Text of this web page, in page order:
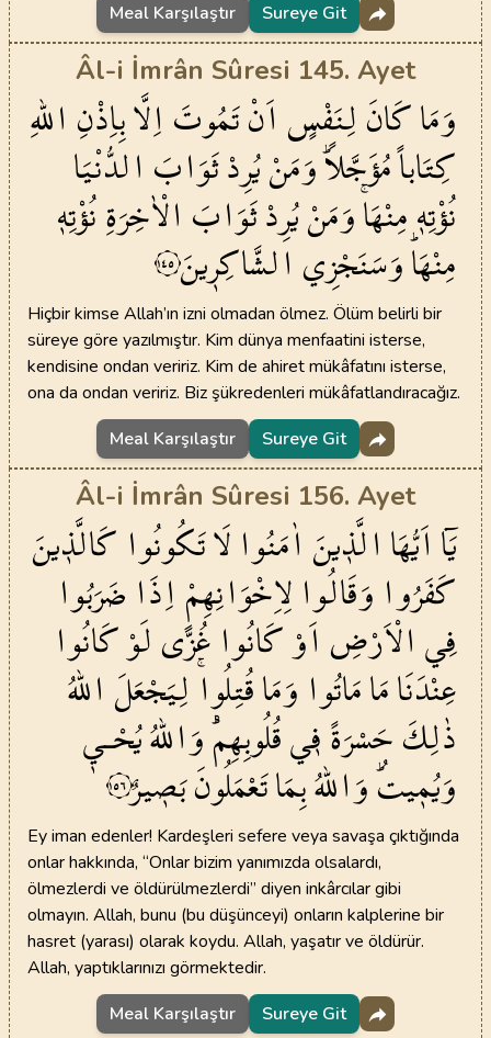
Meal Karşılaştır
Sureye Git
Âl-i İmrân Sûresi 145. Ayet
وَمَاكَانَلِنَفْسٍ اَنْتَمُوتَاِلَّابِاِذْنِ اللّٰهِ
كِتَاباًمُؤَجَّلاًۜوَمَنْيُرِدْثَوَابَ الدُّنْيَا
نُؤْتِه۪مِنْهَاۚوَمَنْيُرِدْثَوَابَ الْاٰخِرَةِنُؤْتِه۪
مِنْهَاۜوَسَنَجْزِيالشَّاكِر۪ينَ١٤٥
Hiçbir kimse Allah’ın izni olmadan ölmez. Ölüm belirli bir
süreye göre yazılmıştır. Kim dünya menfaatini isterse,
kendisine ondan veririz. Kim de ahiret mükâfatını isterse,
ona da ondan veririz. Biz şükredenleri mükâfatlandıracağız.
Meal Karşılaştır
Sureye Git
Âl-i İmrân Sûresi 156. Ayet
يَٓااَيُّهَاالَّذ۪ينَ اٰمَنُوالَاتَكُونُوا كَالَّذ۪ينَ
كَفَرُوا وَقَالُوالِاِخْوَانِهِمْاِذَا ضَرَبُوا
فِي الْاَرْضِ اَوْكَانُواغُزًّىلَوْكَانُوا
عِنْدَنَامَامَاتُوا وَمَاقُتِلُواۚلِيَجْعَلَ اللّٰهُ
ذٰلِكَحَسْرَةًف۪يقُلُوبِهِمْۜوَاللّٰهُيُحْـي۪
وَيُم۪يتُۜوَاللّٰهُبِمَاتَعْمَلُونَبَص۪يرٌ١٥٦
Ey iman edenler! Kardeşleri sefere veya savaşa çıktığında
onlar hakkında, “Onlar bizim yanımızda olsalardı,
ölmezlerdi ve öldürülmezlerdi” diyen inkârcılar gibi
olmayın. Allah, bunu (bu düşünceyi) onların kalplerine bir
hasret (yarası) olarak koydu. Allah, yaşatır ve öldürür.
Allah, yaptıklarınızı görmektedir.
Meal Karşılaştır
Sureye Git